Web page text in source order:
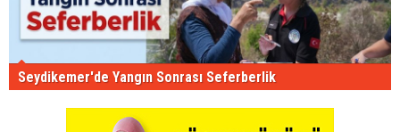
Seydikemer'de Yangın Sonrası Seferberlik